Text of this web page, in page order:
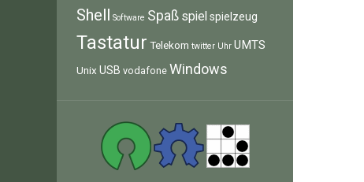
Shell Software Spaß spiel spielzeug
Tastatur Telekom twitter Uhr UMTS
Unix USB vodafone Windows